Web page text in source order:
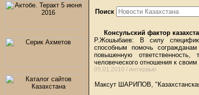
Поиск
Консульский фактор
Р.Жошыбаев: В силу
способным помочь
повышенную
человеческого отношения к своим
05.01.2010 / интервью
Максут ШАРИПОВ,